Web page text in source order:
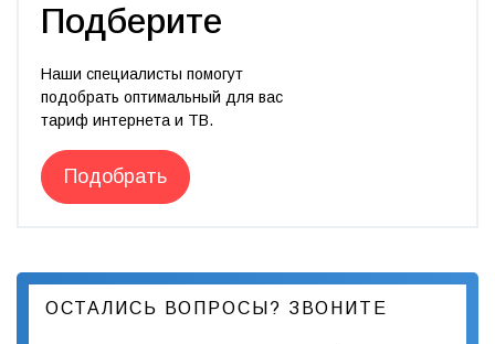
Подберите
Наши специалисты помогут
подобрать оптимальный для вас
тариф интернета и ТВ.
Подобрать
ОСТАЛИСЬ ВОПРОСЫ? ЗВОНИТЕ